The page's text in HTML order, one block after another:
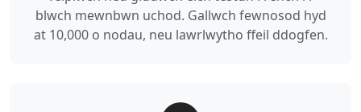
blwch mewnbwn uchod. Gallwch fewnosod hyd
at 10,000 o nodau, neu lawrlwytho ffeil ddogfen.